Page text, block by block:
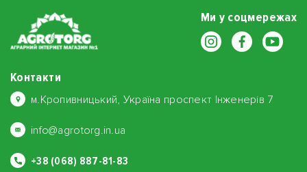
Ми у соцмережах
Контакти
м.Кропивницький, Україна проспект Інженерів 7
info@agrotorg.in.ua
+38 (068) 887-81-83